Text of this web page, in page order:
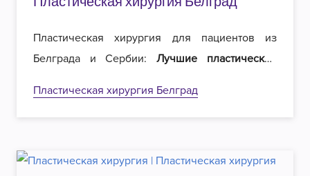
Пластическая хирургия для пациентов из
Белграда и Сербии: Лучшие пластические
операции. Добро пожаловать в Роял
эстетическую хирургию в Белграде!
Пластическая хирургия Белград